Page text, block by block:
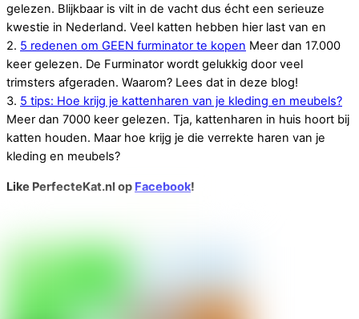
gelezen. Blijkbaar is vilt in de vacht dus écht een serieuze
kwestie in Nederland. Veel katten hebben hier last van en
2. 5 redenen om GEEN furminator te kopen Meer dan 17.000
keer gelezen. De Furminator wordt gelukkig door veel
trimsters afgeraden. Waarom? Lees dat in deze blog!
3. 5 tips: Hoe krijg je kattenharen van je kleding en meubels?
Meer dan 7000 keer gelezen. Tja, kattenharen in huis hoort bij
katten houden. Maar hoe krijg je die verrekte haren van je
kleding en meubels?
Like PerfecteKat.nl op Facebook!